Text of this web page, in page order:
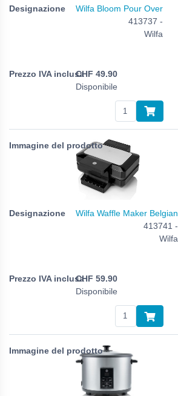
Wilfa Bloom Pour Over
413737 -
Wilfa
CHF 49.90
Disponibile
Wilfa Waffle Maker Belgian
413741 -
Wilfa
CHF 59.90
Disponibile